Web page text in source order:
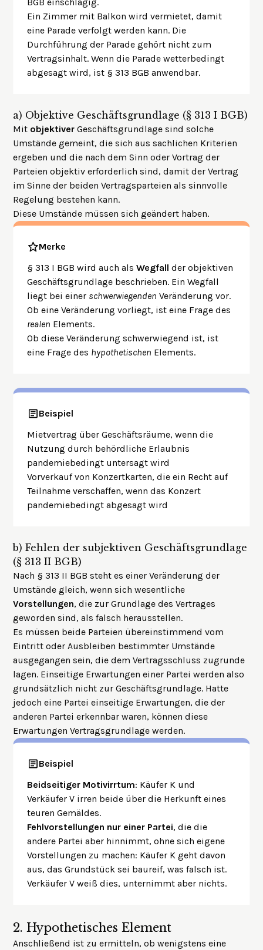
BGB einschlägig.
Ein Zimmer mit Balkon wird vermietet, damit
eine Parade verfolgt werden kann. Die
Durchführung der Parade gehört nicht zum
Vertragsinhalt. Wenn die Parade wetterbedingt
abgesagt wird, ist § 313 BGB anwendbar.
a) Objektive Geschäftsgrundlage (§ 313 I BGB)
Mit objektiver Geschäftsgrundlage sind solche
Umstände gemeint, die sich aus sachlichen Kriterien
ergeben und die nach dem Sinn oder Vortrag der
Parteien objektiv erforderlich sind, damit der Vertrag
im Sinne der beiden Vertragsparteien als sinnvolle
Regelung bestehen kann.
Diese Umstände müssen sich geändert haben.
Merke
§ 313 I BGB wird auch alsWegfall der objektiven
Geschäftsgrundlage beschrieben. Ein Wegfall
liegt bei einer schwerwiegenden Veränderung vor.
Ob eine Veränderung vorliegt, ist eine Frage des
realen Elements.
Ob diese Veränderung schwerwiegend ist, ist
eine Frage des hypothetischen Elements.
Beispiel
Mietvertrag über Geschäftsräume, wenn die
Nutzung durch behördliche Erlaubnis
pandemiebedingt untersagt wird
Vorverkauf von Konzertkarten, die ein Recht auf
Teilnahme verschaffen, wenn das Konzert
pandemiebedingt abgesagt wird
b) Fehlen der subjektiven Geschäftsgrundlage
(§ 313 II BGB)
Nach § 313 II BGB steht es einer Veränderung der
Umstände gleich, wenn sich wesentliche
Vorstellungen, die zur Grundlage des Vertrages
geworden sind, als falsch herausstellen.
Es müssen beide Parteien übereinstimmend vom
Eintritt oder Ausbleiben bestimmter Umstände
ausgegangen sein, die dem Vertragsschluss zugrunde
lagen. Einseitige Erwartungen einer Partei werden also
grundsätzlich nicht zur Geschäftsgrundlage. Hatte
jedoch eine Partei einseitige Erwartungen, die der
anderen Partei erkennbar waren, können diese
Erwartungen Vertragsgrundlage werden.
Beispiel
Beidseitiger Motivirrtum: Käufer K und
Verkäufer V irren beide über die Herkunft eines
teuren Gemäldes.
Fehlvorstellungen nur einer Partei, die die
andere Partei aber hinnimmt, ohne sich eigene
Vorstellungen zu machen: Käufer K geht davon
aus, das Grundstück sei baureif, was falsch ist.
Verkäufer V weiß dies, unternimmt aber nichts.
2. Hypothetisches Element
Anschließend ist zu ermitteln, ob wenigstens eine